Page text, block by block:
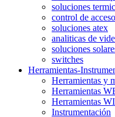
soluciones
control de
soluciones atex
analiticas de
soluciones
switches
Herramientas-
Herramientas y
Herramientas
Herramientas
Instrumentación